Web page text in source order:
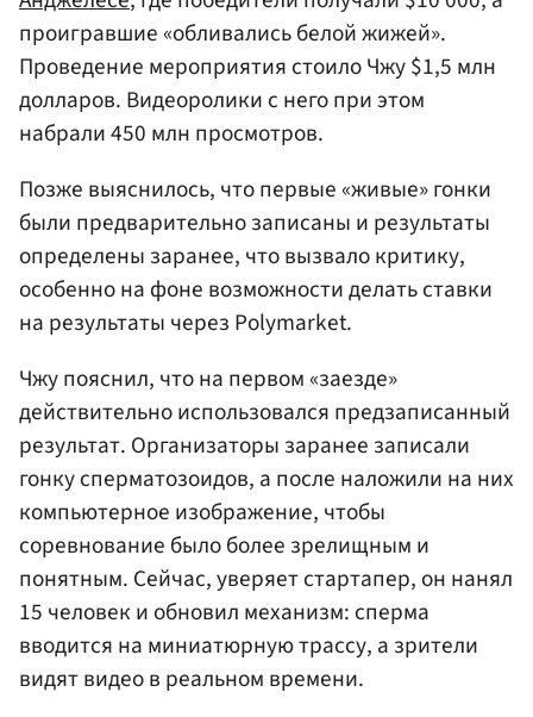
проигравшие «обливались белой жижей».
Проведение мероприятия стоило Чжу $1,5 млн
долларов. Видеоролики с него при этом
набрали 450 млн просмотров.
Позже выяснилось, что первые «живые» гонки
были предварительно записаны и результаты
определены заранее, что вызвало критику,
особенно на фоне возможности делать ставки
на результаты через Polymarket.
Чжу пояснил, что на первом «заезде»
действительно использовался предзаписанный
результат. Организаторы заранее записали
гонку сперматозоидов, а после наложили на них
компьютерное изображение, чтобы
соревнование было более зрелищным и
понятным. Сейчас, уверяет стартапер, он нанял
15 человек и обновил механизм: сперма
вводится на миниатюрную трассу, а зрители
видят видео в реальном времени.